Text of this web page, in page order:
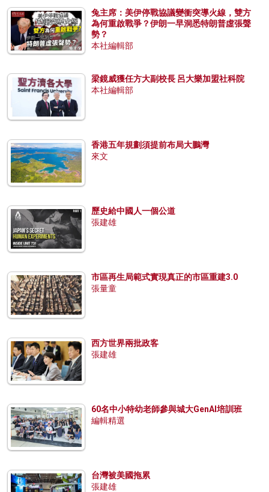
兔主席：美伊停戰協議變衝突導火線，雙方
為何重啟戰爭？伊朗一早洞悉特朗普虛張聲
勢？
本社編輯部
梁鏡威獲任方大副校長 呂大樂加盟社科院
本社編輯部
香港五年規劃須提前布局大鵬灣
來文
歷史給中國人一個公道
張建雄
市區再生局範式實現真正的市區重建3.0
張量童
西方世界兩批政客
張建雄
60名中小特幼老師參與城大GenAI培訓班
編輯精選
台灣被美國拖累
張建雄